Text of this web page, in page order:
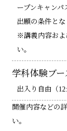
ープンキャンパ
出願の条件とな
※講義内容およ
い。
学科体験ブー
出入り自由（
開催内容などの
い。